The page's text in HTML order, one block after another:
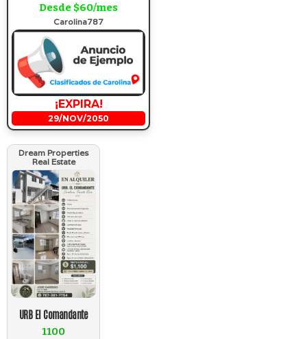
Desde $60/mes
Carolina787
¡EXPIRA!
29/NOV/2050
Dream Properties
Real Estate
URB El Comandante
1100